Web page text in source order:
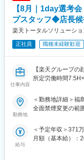
へステップアップ
への異動の道も
入社後1年で店長
■組織構成：
1店舗あたり店長1
重視し相談しやす
変更の範囲：会社
【開催日時】
8/6 (木) 17:00～
8/13 (木) 17:00～
8/18 (火) 17:00～
8/20 (木) 17:00～
※ご応募時、参加
・新規契約・機
・料金プラン、楽
・スマホの初期設
・問い合わせ対応
【8月｜1day選考
プスタッフ◆店長
楽天トータルソリューシ
正社員 職種未経験歓迎
仕事内容
【楽天グループ
所定労働時間
楽天モバイルシ
料金プラン・楽天
活をより豊かにす
勤務地
＜勤務地詳細＞福
全面禁煙変更の範
給与
＜予定年収＞371
月額（基本給）：